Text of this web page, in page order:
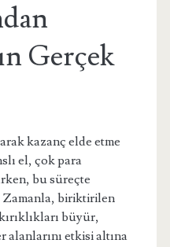
Gerçek
kazanç elde etme
el, çok para
bu süreçte
Zamanla, biriktirilen
büyür,
alanlarını etkisi altına